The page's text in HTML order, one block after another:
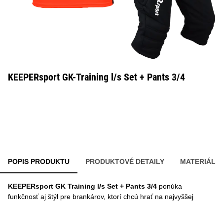
KEEPERsport GK-Training l/s Set + Pants 3/4
POPIS PRODUKTU PRODUKTOVÉ DETAILY MATERIÁL
KEEPERsport GK Training l/s Set + Pants 3/4 ponúka
funkčnosť aj štýl pre brankárov, ktorí chcú hrať na najvyššej